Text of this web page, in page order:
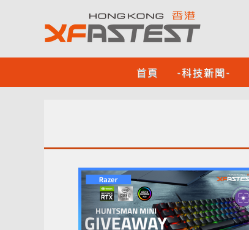
首頁 -科技新聞-